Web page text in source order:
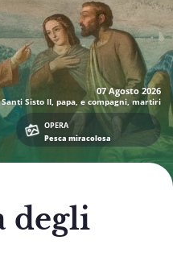
07 Agosto 2026
Santi Sisto II, papa, e compagni, martiri
OPERA
Pesca miracolosa
degli